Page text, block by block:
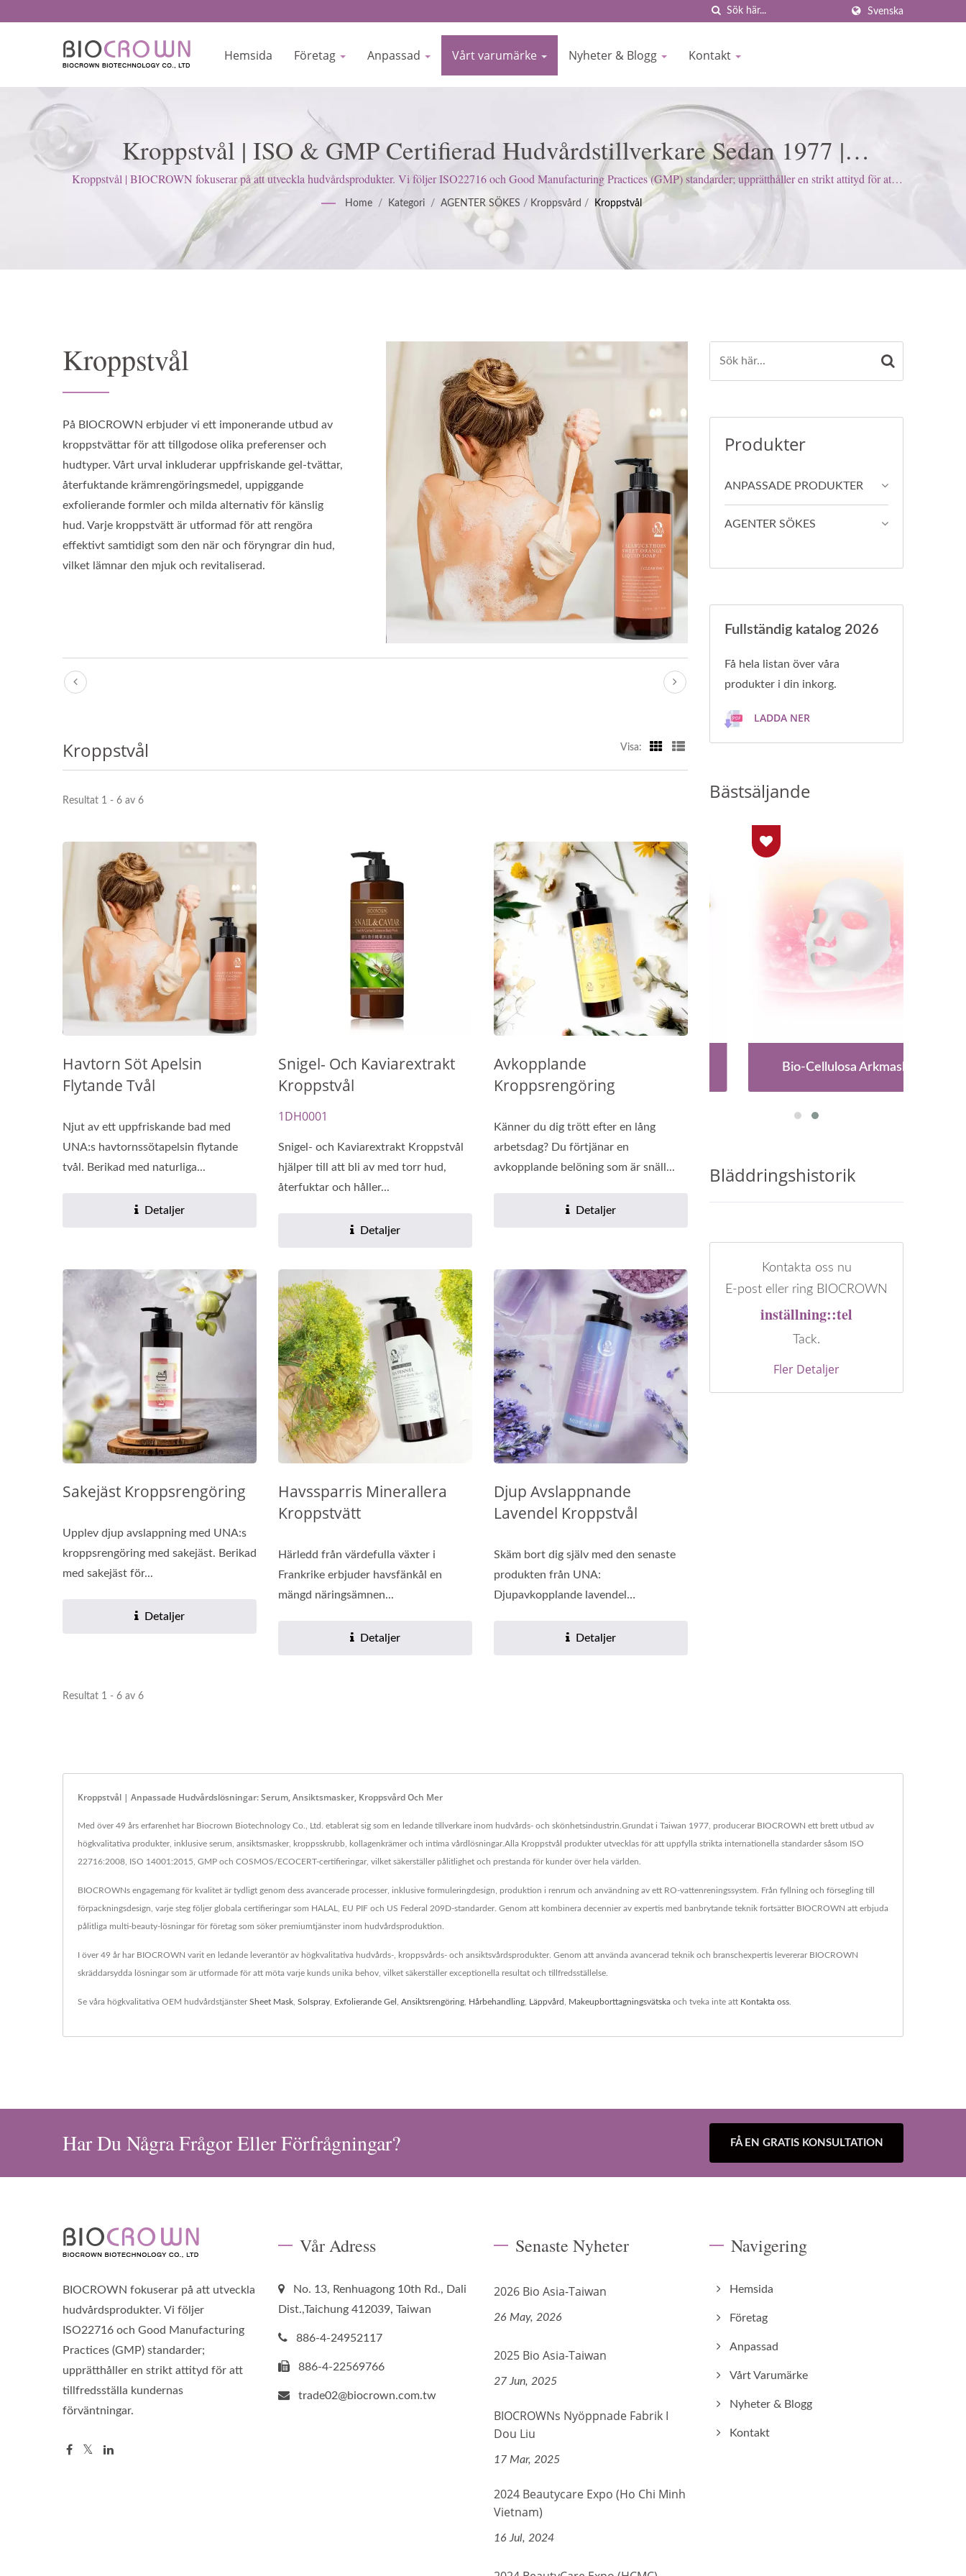
Svenska
Hemsida Företag Anpassad Vårt varumärke Nyheter & Blogg Kontakt
Kroppstvål | ISO & GMP Certifierad Hudvårdstillverkare Sedan 1977 |
BIOCROWN
Kroppstvål | BIOCROWN fokuserar på att utveckla hudvårdsprodukter. Vi följer ISO22716 och Good Manufacturing Practices (GMP) standarder; upprätthåller en strikt attityd för att
tillfredsställa kundernas förväntningar.
Home / Kategori / AGENTER SÖKES / Kroppsvård / Kroppstvål
Kroppstvål
På BIOCROWN erbjuder vi ett imponerande utbud av
kroppstvättar för att tillgodose olika preferenser och
hudtyper. Vårt urval inkluderar uppfriskande gel-tvättar,
återfuktande krämrengöringsmedel, uppiggande
exfolierande formler och milda alternativ för känslig
hud. Varje kroppstvätt är utformad för att rengöra
effektivt samtidigt som den när och föryngrar din hud,
vilket lämnar den mjuk och revitaliserad.
Kroppstvål Visa:
Resultat 1 - 6 av 6
Havtorn Söt Apelsin
Flytande Tvål
Njut av ett uppfriskande bad med
UNA:s havtornssötapelsin flytande
tvål. Berikad med naturliga...
Detaljer
Snigel- Och Kaviarextrakt
Kroppstvål
1DH0001
Snigel- och Kaviarextrakt Kroppstvål
hjälper till att bli av med torr hud,
återfuktar och håller...
Detaljer
Avkopplande
Kroppsrengöring
Känner du dig trött efter en lång
arbetsdag? Du förtjänar en
avkopplande belöning som är snäll...
Detaljer
Sakejäst Kroppsrengöring
Upplev djup avslappning med UNA:s
kroppsrengöring med sakejäst. Berikad
med sakejäst för...
Detaljer
Havssparris Minerallera
Kroppstvätt
Härledd från värdefulla växter i
Frankrike erbjuder havsfänkål en
mängd näringsämnen...
Detaljer
Djup Avslappnande
Lavendel Kroppstvål
Skäm bort dig själv med den senaste
produkten från UNA:
Djupavkopplande lavendel
Detaljer
Resultat 1 - 6 av 6
Produkter
ANPASSADE PRODUKTER
AGENTER SÖKES
Fullständig katalog 2026
Få hela listan över våra
produkter i din inkorg.
LADDA NER
Bästsäljande
Förnyelseolja Kapslar Bio-Cellulosa Arkmask Förnyelseolja Kapslar Bio-Cellulosa Arkmask
Bläddringshistorik
Kontakta oss nu
E-post eller ring BIOCROWN
inställning::tel
Tack.
Fler Detaljer
Kroppstvål | Anpassade Hudvårdslösningar: Serum, Ansiktsmasker, Kroppsvård Och Mer
Med över 49 års erfarenhet har Biocrown Biotechnology Co., Ltd. etablerat sig som en ledande tillverkare inom hudvårds- och skönhetsindustrin.Grundat i Taiwan 1977, producerar BIOCROWN ett brett utbud av
högkvalitativa produkter, inklusive serum, ansiktsmasker, kroppsskrubb, kollagenkrämer och intima vårdlösningar.Alla Kroppstvål produkter utvecklas för att uppfylla strikta internationella standarder såsom ISO
22716:2008, ISO 14001:2015, GMP och COSMOS/ECOCERT-certifieringar, vilket säkerställer pålitlighet och prestanda för kunder över hela världen.
BIOCROWNs engagemang för kvalitet är tydligt genom dess avancerade processer, inklusive formuleringdesign, produktion i renrum och användning av ett RO-vattenreningssystem. Från fyllning och försegling till
förpackningsdesign, varje steg följer globala certifieringar som HALAL, EU PIF och US Federal 209D-standarder. Genom att kombinera decennier av expertis med banbrytande teknik fortsätter BIOCROWN att erbjuda
pålitliga multi-beauty-lösningar för företag som söker premiumtjänster inom hudvårdsproduktion.
I över 49 år har BIOCROWN varit en ledande leverantör av högkvalitativa hudvårds-, kroppsvårds- och ansiktsvårdsprodukter. Genom att använda avancerad teknik och branschexpertis levererar BIOCROWN
skräddarsydda lösningar som är utformade för att möta varje kunds unika behov, vilket säkerställer exceptionella resultat och tillfredsställelse.
Se våra högkvalitativa OEM hudvårdstjänsterSheet Mask Solspray Exfolierande Gel Ansiktsrengöring Hårbehandling Läppvård Makeupborttagningsvätska och tveka inte att Kontakta oss
Har Du Några Frågor Eller Förfrågningar? FÅ EN GRATIS KONSULTATION
BIOCROWN fokuserar på att utveckla
hudvårdsprodukter. Vi följer
ISO22716 och Good Manufacturing
Practices (GMP) standarder;
upprätthåller en strikt attityd för att
tillfredsställa kundernas
förväntningar.
Vår Adress
No. 13, Renhuagong 10th Rd., Dali
Dist.,Taichung 412039, Taiwan
886-4-24952117
886-4-22569766
trade02@biocrown.com.tw
Senaste Nyheter
2026 Bio Asia-Taiwan
26 May, 2026
2025 Bio Asia-Taiwan
27 Jun, 2025
BIOCROWNs Nyöppnade Fabrik I
Dou Liu
17 Mar, 2025
2024 Beautycare Expo (Ho Chi Minh
Vietnam)
16 Jul, 2024
Navigering
Hemsida
Företag
Anpassad
Vårt Varumärke
Nyheter & Blogg
Kontakt